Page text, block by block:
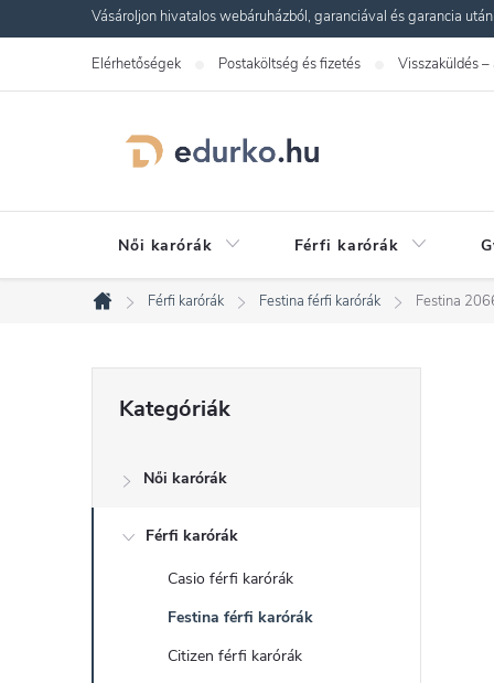
a
Vásároljon hivatalos webáruházból, garanciával és garancia
Elérhetőségek Postaköltség és fizetés Visszaküldés –
Női karórák Férfi karórák
Kezdőlap
Férfi karórák Festina férfi karórák Festina
O
d
átugrása
Kategóriák
Női karórák
Férfi karórák
Casio férfi karórák
Festina férfi karórák
Citizen férfi karórák